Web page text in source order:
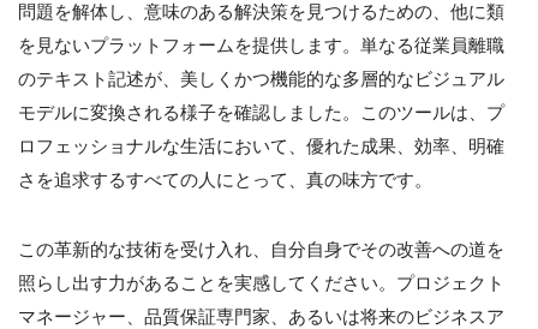
問題を解体し、意味のある解決策を見つけるための、他に類
を見ないプラットフォームを提供します。単なる従業員離職
のテキスト記述が、美しくかつ機能的な多層的なビジュアル
モデルに変換される様子を確認しました。このツールは、プ
ロフェッショナルな生活において、優れた成果、効率、明確
さを追求するすべての人にとって、真の味方です。
この革新的な技術を受け入れ、自分自身でその改善への道を
照らし出す力があることを実感してください。プロジェクト
マネージャー、品質保証専門家、あるいは将来のビジネスア